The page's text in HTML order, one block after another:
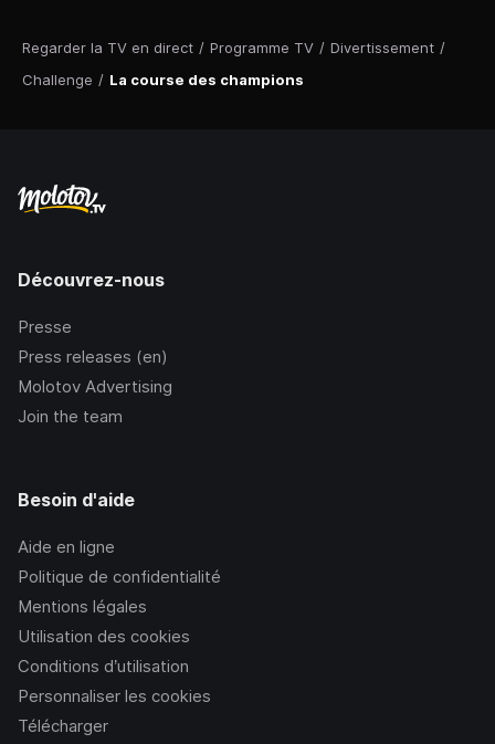
Regarder la TV en direct / Programme TV / Divertissement /
Challenge / La course des champions
Découvrez-nous
Presse
Press releases (en)
Molotov Advertising
Join the team
Besoin d'aide
Aide en ligne
Politique de confidentialité
Mentions légales
Utilisation des cookies
Conditions d’utilisation
Personnaliser les cookies
Télécharger